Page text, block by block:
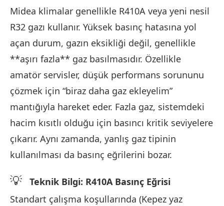
Midea klimalar genellikle R410A veya yeni nesil
R32 gazı kullanır. Yüksek basınç hatasına yol
açan durum, gazın eksikliği değil, genellikle
**aşırı fazla** gaz basılmasıdır. Özellikle
amatör servisler, düşük performans sorununu
çözmek için “biraz daha gaz ekleyelim”
mantığıyla hareket eder. Fazla gaz, sistemdeki
hacim kısıtlı olduğu için basıncı kritik seviyelere
çıkarır. Aynı zamanda, yanlış gaz tipinin
kullanılması da basınç eğrilerini bozar.
💡
Teknik Bilgi: R410A Basınç Eğrisi
Standart çalışma koşullarında (Kepez yaz